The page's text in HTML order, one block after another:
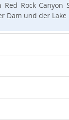
Rock
Dam und der Lake